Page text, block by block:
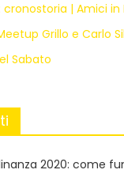
cronostoria | Amici
Grillo e Carlo
Sabato
2020: come